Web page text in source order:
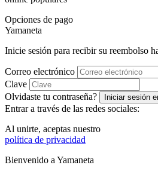
Opciones de pago
Yamaneta
Inicie sesión para recibir su reembolso
Correo electrónico
Clave
Olvidaste tu contraseña?
Iniciar sesión
Entrar a través de las redes sociales:
Al unirte, aceptas nuestro
política de privacidad
Bienvenido a Yamaneta